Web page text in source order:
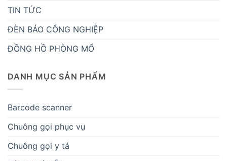
TIN TỨC
ĐÈN BÁO CÔNG NGHIỆP
ĐỒNG HỒ PHÒNG MỔ
DANH MỤC SẢN PHẨM
Barcode scanner
Chuông gọi phục vụ
Chuông gọi y tá